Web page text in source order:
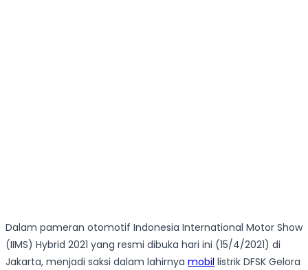
Dalam pameran otomotif Indonesia International Motor Show
(IIMS) Hybrid 2021 yang resmi dibuka hari ini (15/4/2021) di
Jakarta, menjadi saksi dalam lahirnya mobil listrik DFSK Gelora